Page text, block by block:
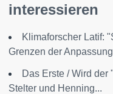
interessieren
Klimaforscher Latif:
Grenzen der
Das Erste / Wird
Stelter und Henning...